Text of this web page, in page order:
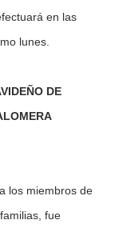
en las
lunes.
DE
los miembros de
fue